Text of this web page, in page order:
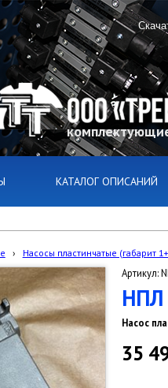
КАТАЛОГ ОПИСАНИЙ
› Насосы пластинчатые (габарит
Артикул:
НПЛ
Насос
35